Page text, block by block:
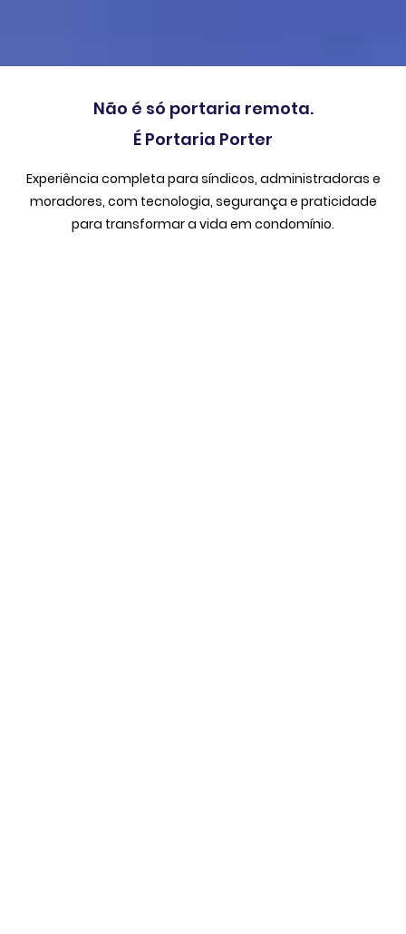
Não é só portaria remota.
É Portaria Porter
Experiência completa para síndicos, administradoras e
moradores, com tecnologia, segurança e praticidade
para transformar a vida em condomínio.